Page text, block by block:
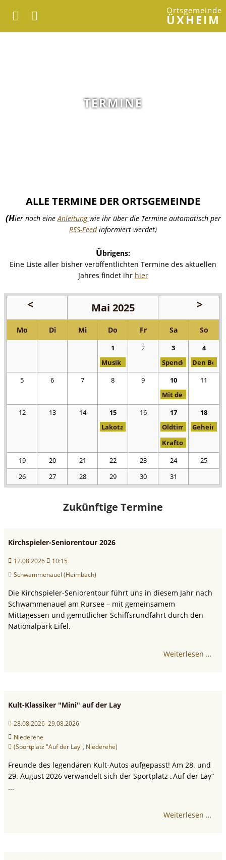
Ortsgemeinde
ÜXHEIM
TERMINE
ALLE TERMINE DER ORTSGEMEINDE
(Hier noch eine Anleitungwie ihr über die Termine automatisch per
RSS-Feedinformiert werdet)
Übrigens:
Eine Liste aller bisher veröffentlichten Termine des aktuellen
Jahres findet ihr hier
April
2025
Mai 2025
2025
Mo Di Mi Do Fr Sa So
1
Musik zum Mai
2
3
Spendenaktion -
4
Den
5
6 7 8 9
10
Mit der Gambe
11
12 13 14
15
Lakota Schwitzhütten Workshop
16
17
Oldtimer-Busfahrt
Kraftorte Eifel
18
19 20 21 22 23 24
25
26
27 28 29 30 31
Zukünftige Termine
Kirchspieler-Seniorentour 2026
12.08.2026
10:15
Schwammenauel (Heimbach)
Die Kirchspieler-Seniorentour führt uns in diesem Jahr nach
Schwammenauel am Rursee – mit gemeinsamem
Mittagessen und gemütlicher Schiffsrundfahrt durch den
Nationalpark Eifel.
Weiterlesen …
Kult-Klassiker "Mini" auf der Lay
28.08.2026–29.08.2026
Niederehe
(Sportplatz "Auf der Lay", Niederehe)
Freunde des legendären Kult-Autos aufgepasst! Am 28. und
29. August 2026 verwandelt sich der Sportplatz „Auf der Lay“
...
Weiterlesen …